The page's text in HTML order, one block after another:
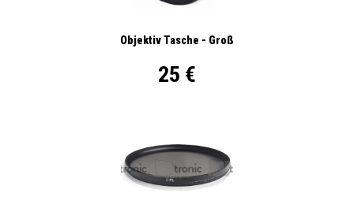
Objektiv Tasche - Groß
25 €